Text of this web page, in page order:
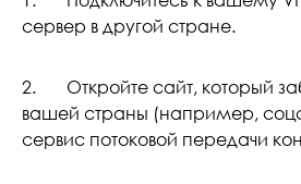
сервер в другой стране.
2. Откройте сайт, который
вашей страны (например,
сервис потоковой передачи